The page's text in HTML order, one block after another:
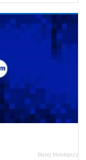
Błażej Małolepszy